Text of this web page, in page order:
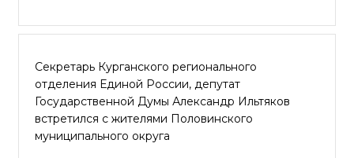
Секретарь Курганского регионального
отделения Единой России, депутат
Государственной Думы Александр Ильтяков
встретился с жителями Половинского
муниципального округа